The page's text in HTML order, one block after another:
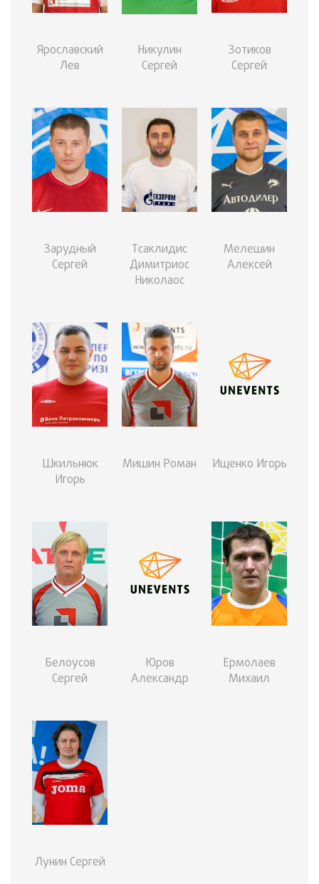
Ярославский
Лев
Никулин
Сергей
Зотиков
Сергей
Зарудный
Сергей
Тсаклидис
Димитриос
Николаос
Мелешин
Алексей
Шкильнюк
Игорь
Мишин Роман Ищенко Игорь
Белоусов
Сергей
Юров
Александр
Ермолаев
Михаил
Лунин Сергей